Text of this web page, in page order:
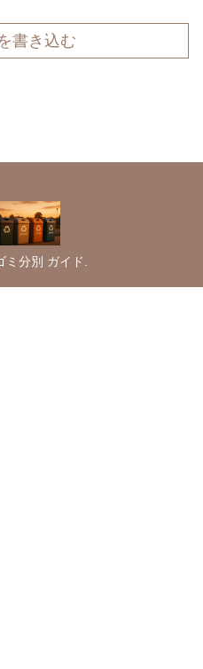
書き込む
ミ分別 ガイド.